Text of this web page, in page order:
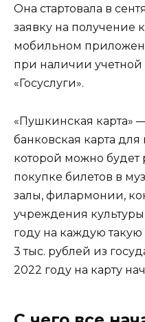
Она стартовала в
заявку на получение
мобильном
при наличии учетной
«Госуслуги».
«Пушкинская карта»
банковская карта
которой можно будет
покупке билетов в
залы, филармонии,
учреждения культуры
году на каждую
3 тыс. рублей из
2022 году на карту